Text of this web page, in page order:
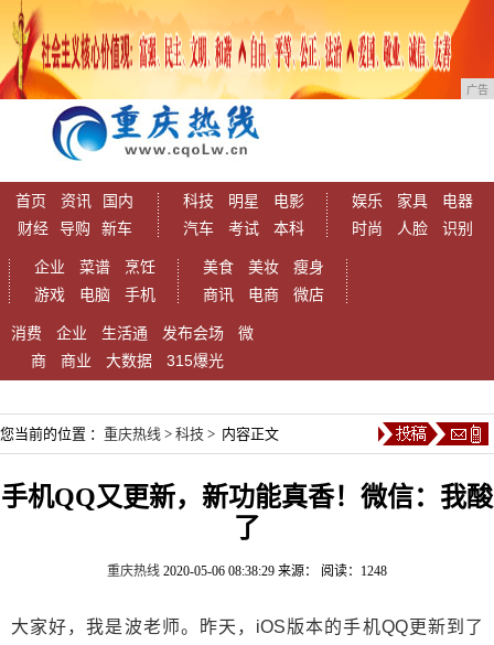
广告
首页 资讯
国内
财经
导购 新车
科技 明星
电影
汽车
考试 本科
娱乐 家具
电器
时尚
人脸 识别
企业 菜谱
烹饪
游戏
电脑 手机
美食 美妆
瘦身
商讯
电商 微店
消费 企业 生活通 发布会场
微
商
商业 大数据 315爆光
您当前的位置 ： 重庆热线 > 科技 > 内容正文
手机QQ又更新，新功能真香！微信：我酸
了
重庆热线 2020-05-06 08:38:29 来源： 阅读：1248
大家好，我是波老师。昨天，iOS版本的手机QQ更新到了